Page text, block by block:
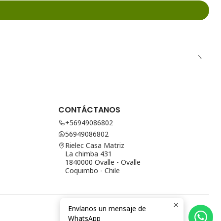
CONTÁCTANOS
+56949086802
56949086802
Rielec Casa Matriz
La chimba 431
1840000 Ovalle - Ovalle
Coquimbo - Chile
Envíanos un mensaje de
WhatsApp